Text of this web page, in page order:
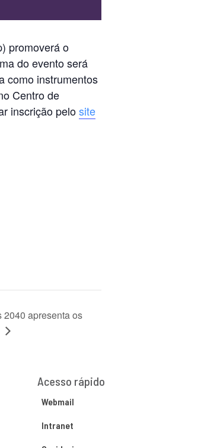
promoverá o
do evento será
como instrumentos
Centro de
inscrição pelosite
apresenta os
Acesso rápido
Webmail
Intranet